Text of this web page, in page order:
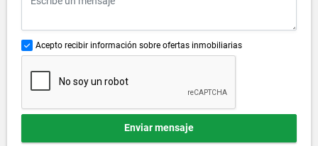
Acepto recibir información sobre ofertas inmobiliarias
Enviar mensaje